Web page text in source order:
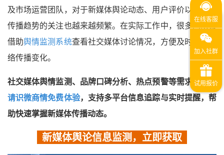
及市场运营团队，对于新媒体舆论动态、用户评价以及热点
传播趋势的关注也越来越频繁。在实际工作中，很多团队会
借助舆情监测系统查看社交媒体讨论情况，方便及时了解网
络传播变化。
社交媒体舆情监测、品牌口碑分析、热点预警等需求，可申
请识微商情免费体验，支持多平台信息追踪与实时提醒，帮
助快速掌握新媒体传播动态。
新媒体舆论信息监测，立即获取